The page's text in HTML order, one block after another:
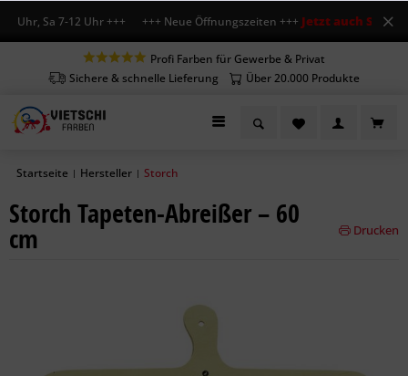
Uhr, Sa 7-12 Uhr +++ +++ Neue Öffnungszeiten +++Jetzt auch Sa
Profi Farben für Gewerbe & Privat
Sichere & schnelle Lieferung
Über 20.000 Produkte
Startseite | Hersteller | Storch
Storch Tapeten-Abreißer – 60
cm Drucken